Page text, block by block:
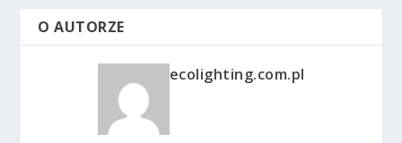
O AUTORZE
ecolighting.com.pl